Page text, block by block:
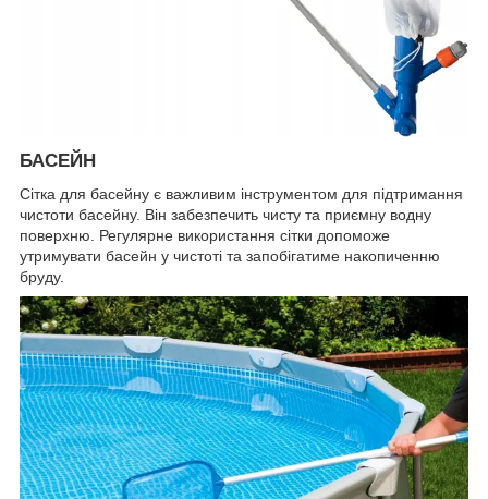
БАСЕЙН
Сітка для басейну є важливим інструментом для підтримання
чистоти басейну. Він забезпечить чисту та приємну водну
поверхню. Регулярне використання сітки допоможе
утримувати басейн у чистоті та запобігатиме накопиченню
бруду.